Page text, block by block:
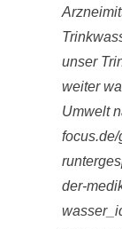
unser
weiter
Umwelt
der-